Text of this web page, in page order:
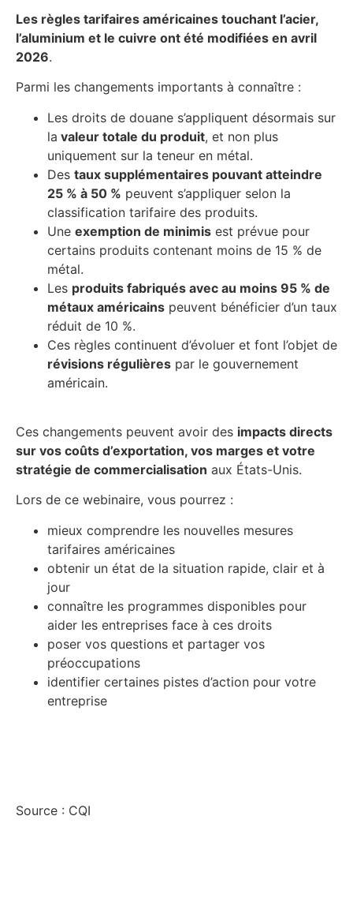
Les règles tarifaires américaines touchant l’acier,
l’aluminium et le cuivre ont été modifiées en avril
2026.
Parmi les changements importants à connaître :
Les droits de douane s’appliquent désormais sur
la valeur totale du produit, et non plus
uniquement sur la teneur en métal.
Des taux supplémentaires pouvant atteindre
25 % à 50 % peuvent s’appliquer selon la
classification tarifaire des produits.
Une exemption de minimis est prévue pour
certains produits contenant moins de 15 % de
métal.
Les produits fabriqués avec au moins 95 % de
métaux américains peuvent bénéficier d’un taux
réduit de 10 %.
Ces règles continuent d’évoluer et font l’objet de
révisions régulières par le gouvernement
américain.
Ces changements peuvent avoir des impacts directs
sur vos coûts d’exportation, vos marges et votre
stratégie de commercialisation aux États-Unis.
Lors de ce webinaire, vous pourrez :
mieux comprendre les nouvelles mesures
tarifaires américaines
obtenir un état de la situation rapide, clair et à
jour
connaître les programmes disponibles pour
aider les entreprises face à ces droits
poser vos questions et partager vos
préoccupations
identifier certaines pistes d’action pour votre
entreprise
Source : CQI